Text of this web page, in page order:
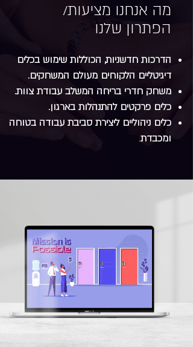
מה אנחנו מציעות/
הפתרון שלנו
הדרכות חדשניות, הכוללות שימוש בכלים
דיגיטליים הלקוחים מעולם המשחקים.
משחק חדרי בריחה המשלב עבודת צוות.
כלים פרקטים להתנהלות בארגון.
כלים ניהוליים ליצירת סביבת עבודה בטוחה
ומכבדת.